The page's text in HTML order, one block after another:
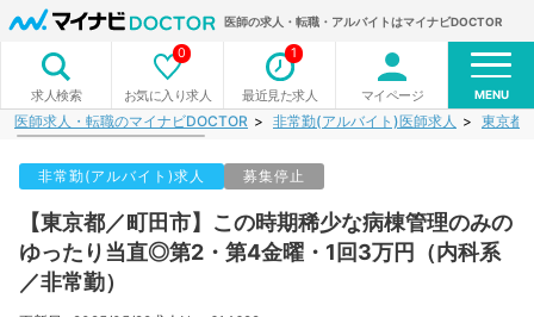
医師の求人・転職・アルバイトはマイナビDOCTOR
求人検索 お気に入り求人
0
最近見た求人
1
マイページ MENU
医師求人・転職のマイナビDOCTOR 非常勤(アルバイト)医師求人 東京都
非常勤(アルバイト)求人 募集停止
【東京都／町田市】この時期稀少な病棟管理のみの
ゆったり当直◎第2・第4金曜・1回3万円（内科系
／非常勤）